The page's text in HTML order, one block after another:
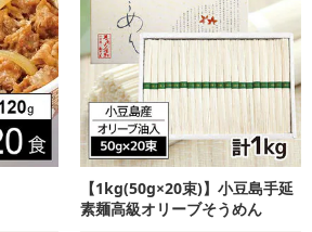
【1kg(50g×20束)】小豆島手延
素麺高級オリーブそうめん